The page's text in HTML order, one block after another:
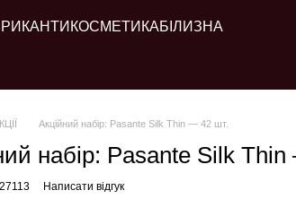
КОСМЕТИКАБІЛИЗНА
Акційний набір: Pasante Silk Thin — 42 шт.
набір: Pasante Silk
Написати відгук